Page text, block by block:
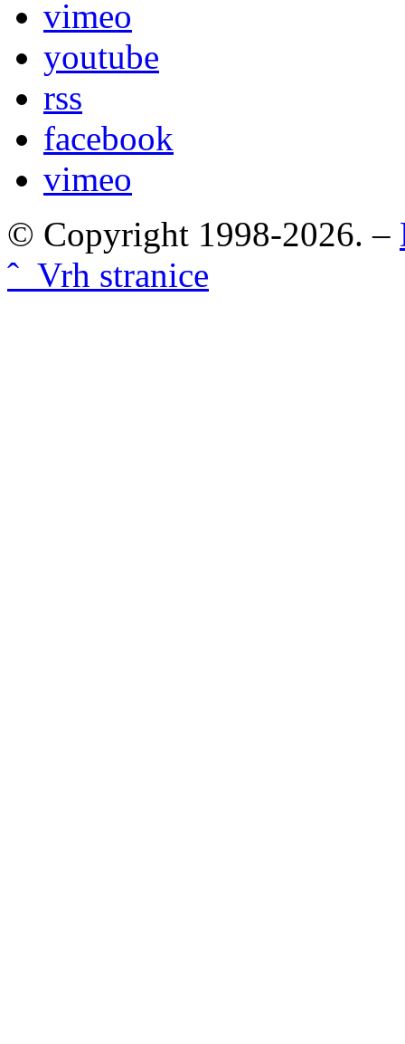
vimeo
youtube
rss
facebook
vimeo
© Copyright 1998-2026. –
ˆ Vrh stranice